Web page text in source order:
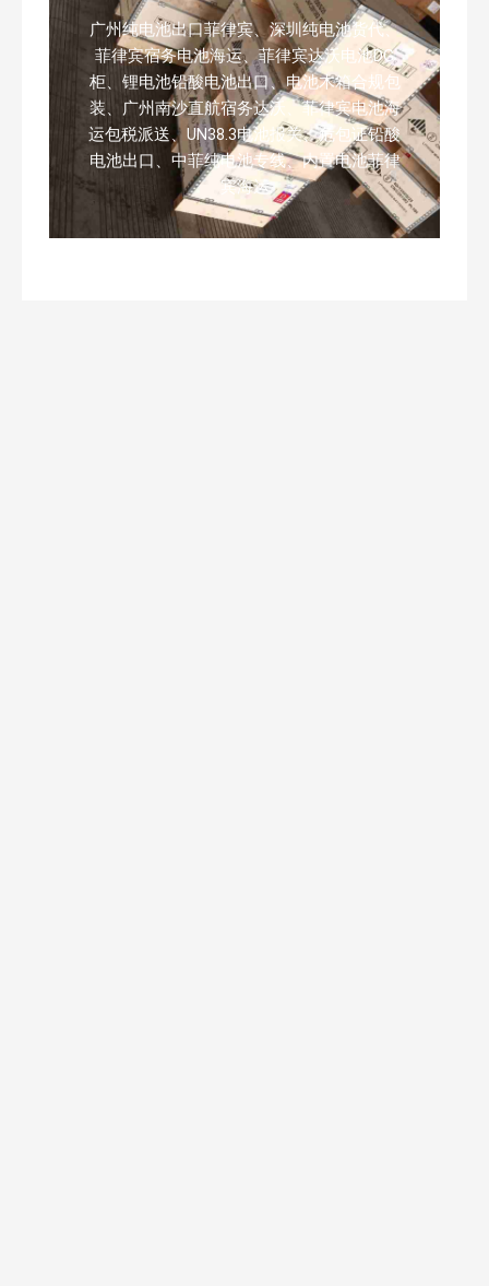
广州纯电池出口菲律宾、深圳纯电池货代、
菲律宾宿务电池海运、菲律宾达沃电池DG
柜、锂电池铅酸电池出口、电池木箱合规包
装、广州南沙直航宿务达沃、菲律宾电池海
运包税派送、UN38.3电池报关、危包证铅酸
电池出口、中菲纯电池专线、内置电池菲律
宾海运